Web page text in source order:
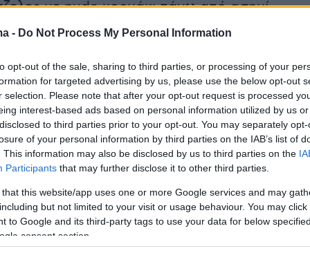
- Do Not Process My Personal Information
opt-out of the sale, sharing to third parties, or processing of your
for targeted advertising by us, please use the below opt-out
selection. Please note that after your opt-out request is processed
interest-based ads based on personal information utilized by us
to third parties prior to your opt-out. You may separately
of your personal information by third parties on the IAB’s list of
This information may also be disclosed by us to third parties on the
Participants that may further disclose it to other third parties.
that this website/app uses one or more Google services and may
but not limited to your visit or usage behaviour. You may
to Google and its third-party tags to use your data for below
consent section.
με nude κορμάκι πάνω από ασημί
μία εμφάνιση που επίσης τράβηξε τα
του προηγούμενου μήνα, η
με εντελώς διαφορετικό στιλ κατά τη
ως κριτής σε εκδήλωση πανεπιστημίου
φόρεσε total black σύνολο με ζιβάγκο,
midi φούστα και ψηλές μπότες.